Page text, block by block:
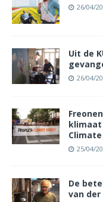
26/04/
Uit de
26/04/
klimaat
25/04/
De
van der